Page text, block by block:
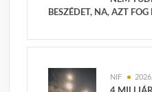
BESZÉDET, NA, AZT
NIF